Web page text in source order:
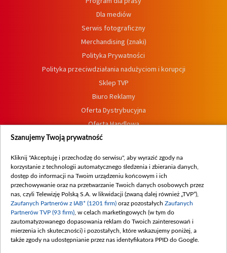
Dla mediów
Serwis fotograficzny
Merchandising (znaki)
Polityka Prywatności
Polityka przeciwdziałania nadużyciom i korupcji
Sklep TVP
Biuro Reklamy
Oferta Dystrybucyjna
Oferta Handlowa
Dostępność
Procedura zgłoszeń wewnętrznych
Szanujemy Twoją prywatność
Kliknij "Akceptuję i przechodzę do serwisu", aby wyrazić zgody na
korzystanie z technologii automatycznego śledzenia i zbierania danych,
dostęp do informacji na Twoim urządzeniu końcowym i ich
przechowywanie oraz na przetwarzanie Twoich danych osobowych przez
nas, czyli Telewizję Polską S.A. w likwidacji (zwaną dalej również „TVP”),
Zaufanych Partnerów z IAB* (1201 firm) oraz pozostałych Zaufanych
Partnerów TVP (93 firm) , w celach marketingowych (w tym do
zautomatyzowanego dopasowania reklam do Twoich zainteresowań i
mierzenia ich skuteczności) i pozostałych, które wskazujemy poniżej, a
także zgody na udostępnianie przez nas identyfikatora PPID do Google.